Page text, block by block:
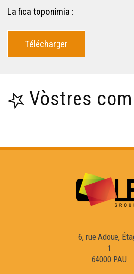
ÒC Kay - Cròs-Manhon
ÒC Kay - Montsegur
ÒC Kay - Los noms en -AC
ÒC Kay - Brageirac
La fica toponimia :
Télécharger
Vòstres
6, rue Adoue,
1
64000 PAU